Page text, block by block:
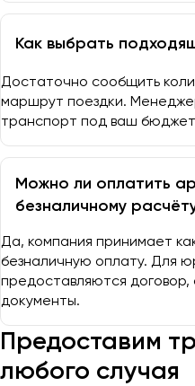
Как выбрать
Достаточно сообщить
маршрут поездки.
транспорт под ваш
Можно ли оплатить
безналичному
Да, компания принимает
безналичную оплату. Для
предоставляются
документы.
Предоставим
любого случая